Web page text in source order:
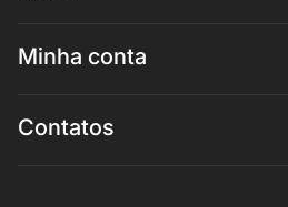
Minha conta
Contatos